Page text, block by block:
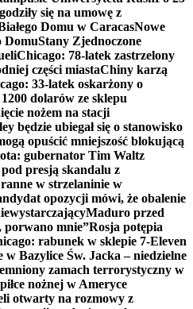
się na umowę z
Domu w CaracasNowe
DomuStany Zjednoczone
Chicago: 78-latek zastrzelony
części miastaChiny karzą
33-latek oskarżony o
dolarów ze sklepu
nożem na stacji
będzie ubiegał się o stanowisko
opuścić mniejszość blokującą
gubernator Tim Waltz
presją skandalu z
w strzelaninie w
opozycji mówi, że obalenie
Maduro przed
porwano mnie”Rosja potępia
rabunek w sklepie 7-Eleven
w Bazylice Św. Jacka – niedzielne
zamach terrorystyczny w
nożnej w Ameryce
otwarty na rozmowy z